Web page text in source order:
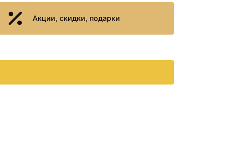
Акции, скидки, подарки